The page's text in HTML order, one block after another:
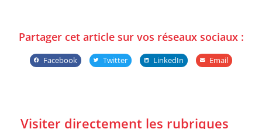
Partager cet article sur vos réseaux sociaux :
Facebook Twitter LinkedIn Email
Visiter directement les rubriques